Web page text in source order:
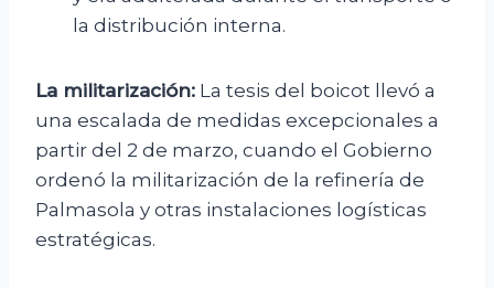
la distribución interna.
La militarización: La tesis del boicot llevó a
una escalada de medidas excepcionales a
partir del 2 de marzo, cuando el Gobierno
ordenó la militarización de la refinería de
Palmasola y otras instalaciones logísticas
estratégicas.